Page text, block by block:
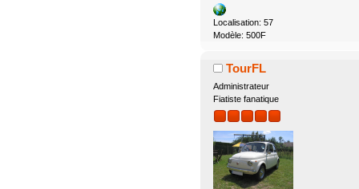
Localisation: 57
Modèle: 500F
TourFL
Administrateur
Fiatiste fanatique